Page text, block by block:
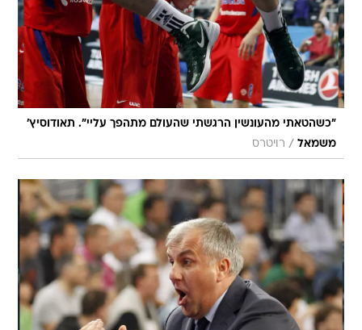
"כשהטאתי מהעונשין הרגשתי שהעולם מתהפך עליי". תאודוסיץ'
משמאל / רויטרס